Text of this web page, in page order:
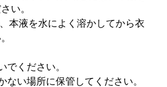
い。
本液を水によく溶かしてから衣
でください。
ない場所に保管してください。